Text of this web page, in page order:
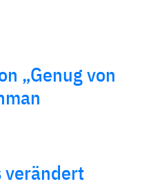
„Genug von
verändert